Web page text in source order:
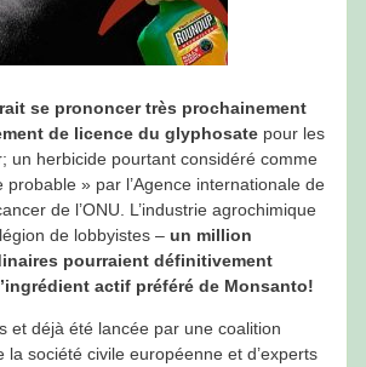
se prononcer très prochainement
de licence du glyphosatepour les
un herbicide pourtant considéré comme
probable » par l’Agence internationale de
de l’ONU. L’industrie agrochimique
de lobbyistes – un million
pourraient définitivement
actif préféré de Monsanto!
et déjà été lancée par une coalition
la société civile européenne et d’experts